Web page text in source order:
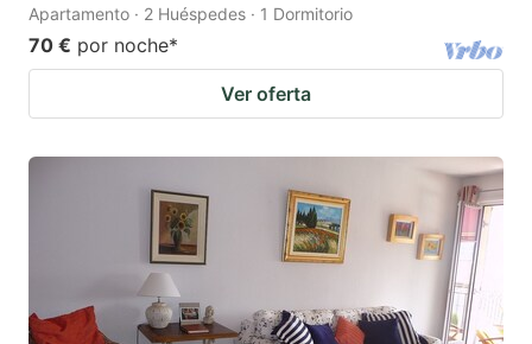
Apartamento · 2 Huéspedes · 1 Dormitorio
70 € por noche*
Ver oferta